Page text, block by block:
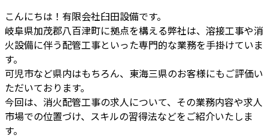
こんにちは！有限会社臼田設備です。
岐阜県加茂郡八百津町に拠点を構える弊社は、溶接工事や消
火設備に伴う配管工事といった専門的な業務を手掛けていま
す。
可児市など県内はもちろん、東海三県のお客様にもご評価い
ただいております。
今回は、消火配管工事の求人について、その業務内容や求人
市場での位置づけ、スキルの習得法などをご紹介いたしま
す。